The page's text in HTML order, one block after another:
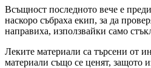
Всъщност последното вече е
наскоро събраха екип, за да
направиха, използвайки само
Леките материали са търсени от
материали също се ценят, защото